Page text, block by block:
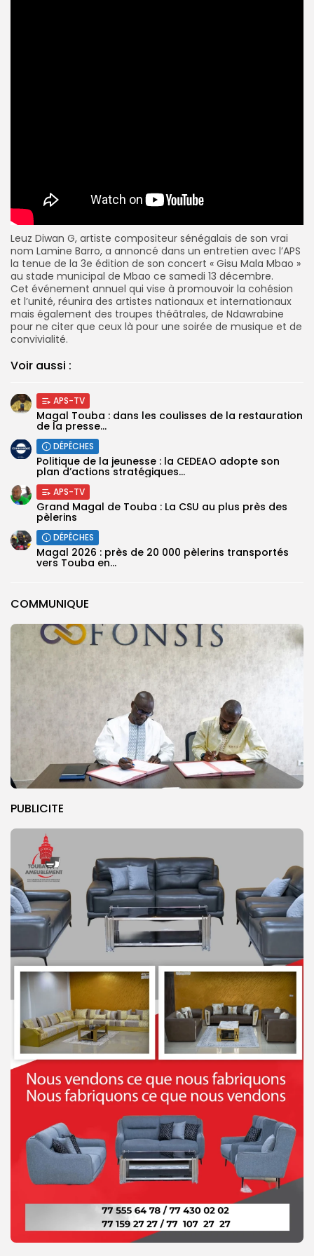
COMMUNIQUE
PUBLICITE
Leuz Diwan G, artiste compositeur sénégalais de son vrai
nom Lamine Barro, a annoncé dans un entretien avec l’APS
la tenue de la 3e édition de son concert « Gisu Mala Mbao »
au stade municipal de Mbao ce samedi 13 décembre.
Cet événement annuel qui vise à promouvoir la cohésion
et l’unité, réunira des artistes nationaux et internationaux
mais également des troupes théâtrales, de Ndawrabine
pour ne citer que ceux là pour une soirée de musique et de
convivialité.
Voir aussi :
APS-TV
Magal Touba : dans les coulisses de la restauration
de la presse...
DÉPÊCHES
Politique de la jeunesse : la CEDEAO adopte son
plan d’actions stratégiques...
APS-TV
Grand Magal de Touba : La CSU au plus près des
pèlerins
DÉPÊCHES
Magal 2026 : près de 20 000 pèlerins transportés
vers Touba en...